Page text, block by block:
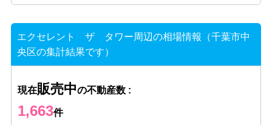
エクセレント ザ タワー周辺の相場情報（千葉市中
央区の集計結果です）
現在販売中の不動産数 :
1,663件